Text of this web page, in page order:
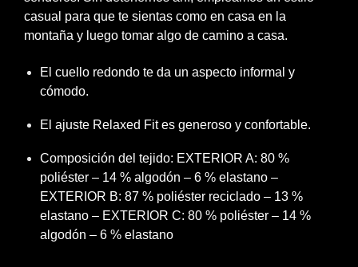
casual para que te sientas como en casa en la
montaña y luego tomar algo de camino a casa.
El cuello redondo te da un aspecto informal y
cómodo.
El ajuste Relaxed Fit es generoso y confortable.
Composición del tejido: EXTERIOR A: 80 %
poliéster – 14 % algodón – 6 % elastano –
EXTERIOR B: 87 % poliéster reciclado – 13 %
elastano – EXTERIOR C: 80 % poliéster – 14 %
algodón – 6 % elastano